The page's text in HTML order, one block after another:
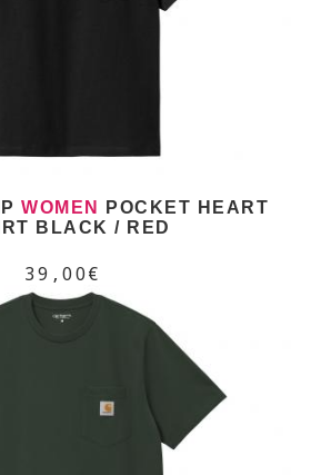
WOMEN
POCKET HEART
BLACK / RED
39,00€